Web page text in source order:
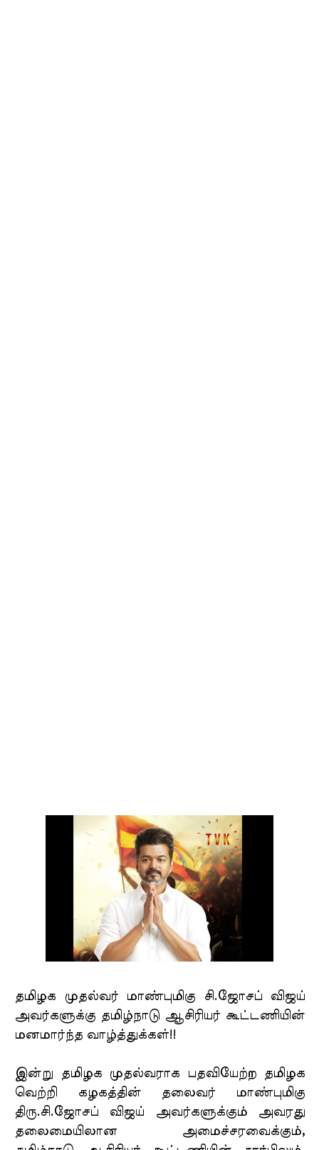
தமிழக முதல்வர் மாண்புமிகு சி.ஜோசப் விஜய்
அவர்களுக்கு தமிழ்நாடு ஆசிரியர் கூட்டணியின்
மனமார்ந்த வாழ்த்துக்கள்!!
இன்று தமிழக முதல்வராக பதவியேற்ற தமிழக
வெற்றி கழகத்தின் தலைவர் மாண்புமிகு
திரு.சி.ஜோசப் விஜய் அவர்களுக்கும் அவரது
தலைமையிலான அமைச்சரவைக்கும்,